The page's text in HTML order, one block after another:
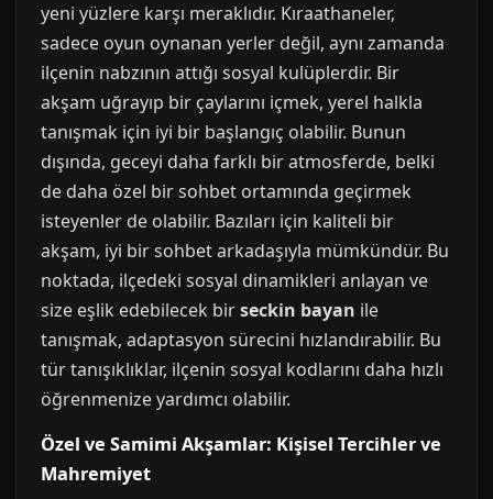
yeni yüzlere karşı meraklıdır. Kıraathaneler,
sadece oyun oynanan yerler değil, aynı zamanda
ilçenin nabzının attığı sosyal kulüplerdir. Bir
akşam uğrayıp bir çaylarını içmek, yerel halkla
tanışmak için iyi bir başlangıç olabilir. Bunun
dışında, geceyi daha farklı bir atmosferde, belki
de daha özel bir sohbet ortamında geçirmek
isteyenler de olabilir. Bazıları için kaliteli bir
akşam, iyi bir sohbet arkadaşıyla mümkündür. Bu
noktada, ilçedeki sosyal dinamikleri anlayan ve
size eşlik edebilecek birseckin bayan ile
tanışmak, adaptasyon sürecini hızlandırabilir. Bu
tür tanışıklıklar, ilçenin sosyal kodlarını daha hızlı
öğrenmenize yardımcı olabilir.
Özel ve Samimi Akşamlar: Kişisel Tercihler ve
Mahremiyet